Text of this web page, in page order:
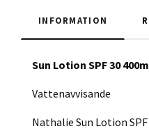
INFORMATION
Sun Lotion SPF 30
Vattenavvisande
Nathalie Sun Lotion